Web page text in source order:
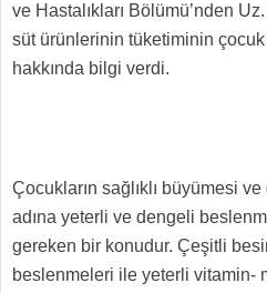
ve Hastalıkları Bölümü’nden
süt ürünlerinin tüketiminin çocuk
hakkında bilgi verdi.
Çocukların sağlıklı büyümesi
adına yeterli ve dengeli
gereken bir konudur. Çeşitli
beslenmeleri ile yeterli vitamin-